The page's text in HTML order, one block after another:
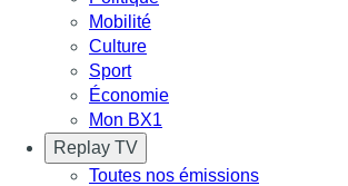
Mobilité
Culture
Sport
Économie
Mon BX1
Replay TV
Toutes nos émissions